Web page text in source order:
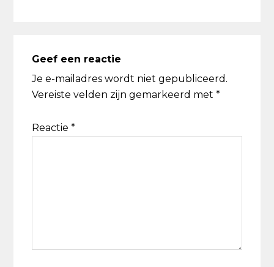
Geef een reactie
Je e-mailadres wordt niet gepubliceerd.
Vereiste velden zijn gemarkeerd met*
Reactie*